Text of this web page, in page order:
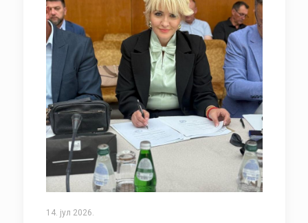
14. јул 2026.